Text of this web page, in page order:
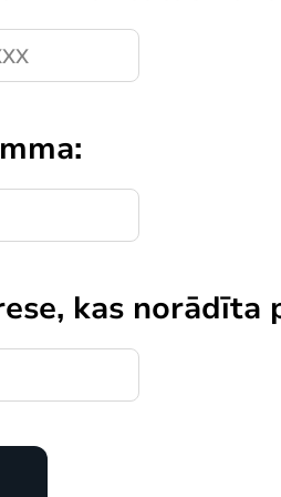
kas norādīta